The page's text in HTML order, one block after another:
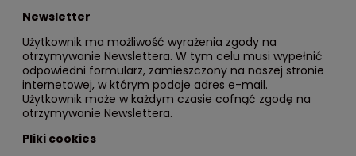
Newsletter
Użytkownik ma możliwość wyrażenia zgody na
otrzymywanie Newslettera. W tym celu musi wypełnić
odpowiedni formularz, zamieszczony na naszej stronie
internetowej, w którym podaje adres e-mail.
Użytkownik może w każdym czasie cofnąć zgodę na
otrzymywanie Newslettera.
Pliki cookies